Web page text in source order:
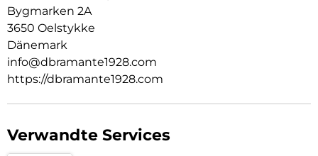
horizontales Videoschauen.
Bygmarken 2A
3650 Oelstykke
Dänemark
info@dbramante1928.com
https://dbramante1928.com
Verwandte Services